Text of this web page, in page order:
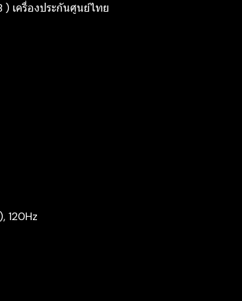
) เครื่องประกันศูนย์ไทย
120Hz